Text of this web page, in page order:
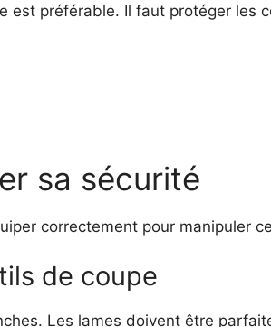
est préférable. Il faut protéger les
sa sécurité
correctement pour manipuler
de coupe
Les lames doivent être